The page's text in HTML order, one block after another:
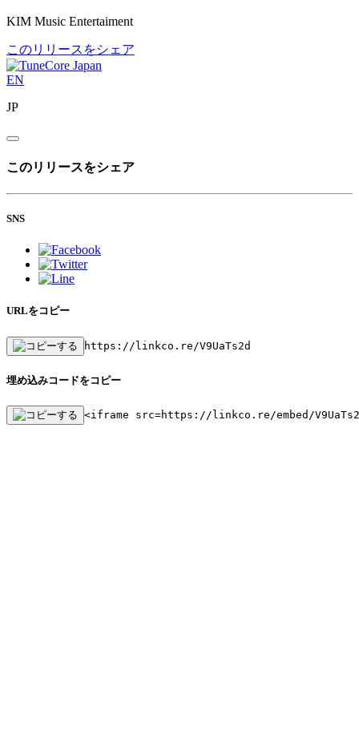
KIM Music Entertaiment
このリリースをシェア
EN
JP
このリリースをシェア
SNS
URLをコピー
https://linkco.re/V9UaTs2d
埋め込みコードをコピー
<iframe src=https://linkco.re/embed/